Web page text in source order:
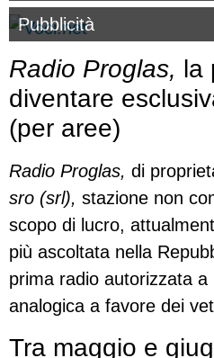
Pubblicità
Radio Proglas, la
diventare
(per aree)
Radio Proglas, di
sro (srl), stazione non
scopo di lucro,
più ascoltata nella
prima radio autorizzata
analogica a favore dei
Tra maggio e